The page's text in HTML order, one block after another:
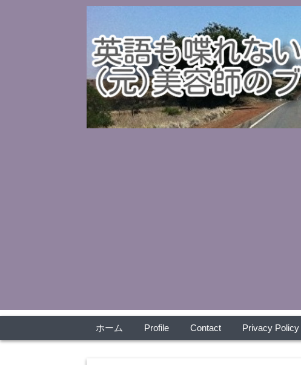
ホーム Profile Contact Privacy Policy